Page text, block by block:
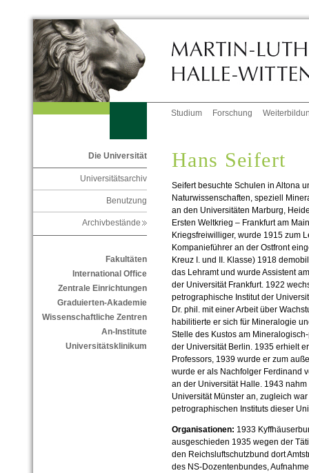
Studium Forschung
Die Universität
Universitätsarchiv
Benutzung
Archivbestände
Fakultäten
International Office
Zentrale Einrichtungen
Graduierten-Akademie
Wissenschaftliche Zentren
An-Institute
Universitätsklinikum
Hans Seifert
Seifert besuchte Schulen in Altona
Naturwissenschaften, speziell
an den Universitäten Marburg,
Ersten Weltkrieg – Frankfurt am
Kriegsfreiwilliger, wurde 1915 zum
Kompanieführer an der Ostfront
Kreuz I. und II. Klasse) 1918
das Lehramt und wurde Assistent
der Universität Frankfurt. 1922
petrographische Institut der
Dr. phil. mit einer Arbeit über
habilitierte er sich für Mineralogie
Stelle des Kustos am
der Universität Berlin. 1935 erhielt
Professors, 1939 wurde er zum
wurde er als Nachfolger Ferdinand
an der Universität Halle. 1943
Universität Münster an, zugleich
petrographischen Instituts dieser
Organisationen: 1933
ausgeschieden 1935 wegen der
den Reichsluftschutzbund dort
des NS-Dozentenbundes,